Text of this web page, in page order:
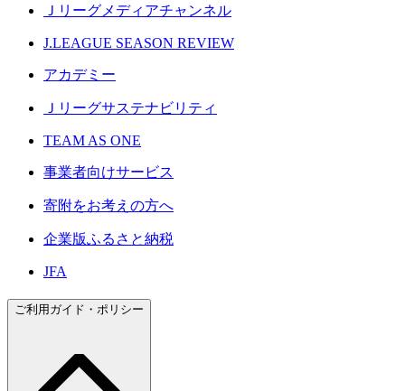
Ｊリーグメディアチャンネル
J.LEAGUE SEASON REVIEW
アカデミー
Ｊリーグサステナビリティ
TEAM AS ONE
事業者向けサービス
寄附をお考えの方へ
企業版ふるさと納税
JFA
ご利用ガイド・ポリシー